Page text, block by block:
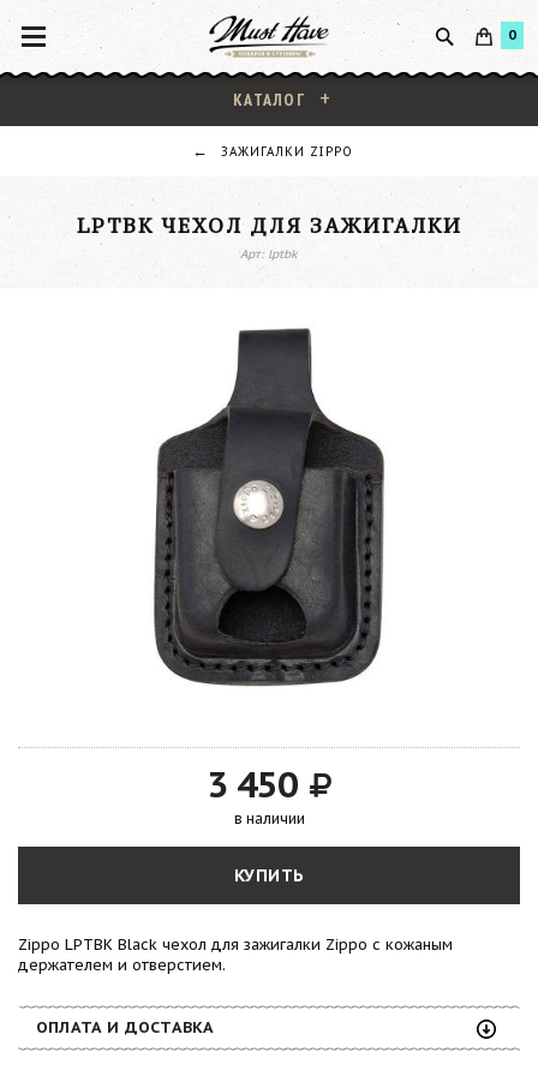
0
КАТАЛОГ
ЗАЖИГАЛКИ ZIPPO
LPTBK ЧЕХОЛ ДЛЯ ЗАЖИГАЛКИ
Арт: lptbk
3 450
в наличии
КУПИТЬ
Zippo LPTBK Black чехол для зажигалки Zippo с кожаным
держателем и отверстием.
ОПЛАТА И ДОСТАВКА